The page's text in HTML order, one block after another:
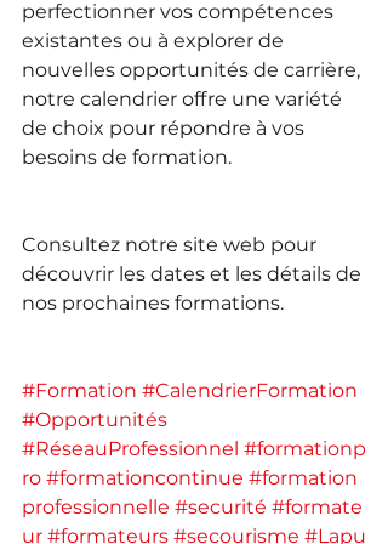
perfectionner vos compétences
existantes ou à explorer de
nouvelles opportunités de carrière,
notre calendrier offre une variété
de choix pour répondre à vos
besoins de formation.
Consultez notre site web pour
découvrir les dates et les détails de
nos prochaines formations.
#Formation #CalendrierFormation
#Opportunités
#RéseauProfessionnel #formationp
ro #formationcontinue #formation
professionnelle #securité #formate
ur #formateurs #secourisme #Lapu